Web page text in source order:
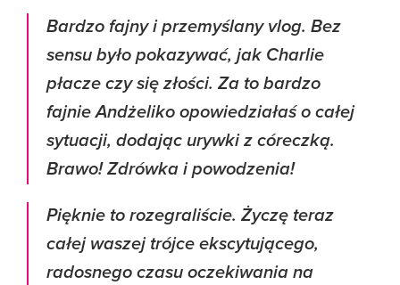
Bardzo fajny i przemyślany vlog. Bez
sensu było pokazywać, jak Charlie
płacze czy się złości. Za to bardzo
fajnie Andżeliko opowiedziałaś o całej
sytuacji, dodając urywki z córeczką.
Brawo! Zdrówka i powodzenia!
Pięknie to rozegraliście. Życzę teraz
całej waszej trójce ekscytującego,
radosnego czasu oczekiwania na